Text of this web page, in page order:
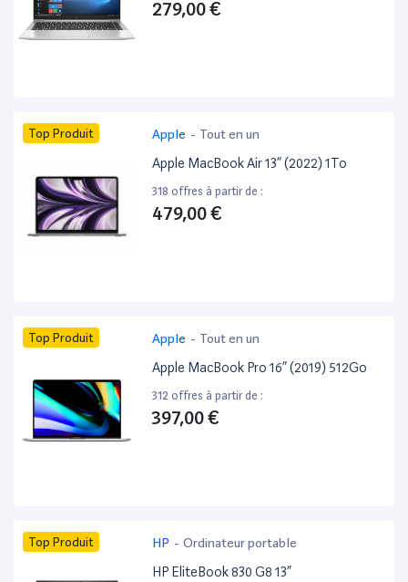
279,00 €
Top Produit Apple - Tout en un
Apple MacBook Air 13” (2022) 1To
318 offres à partir de :
479,00 €
Top Produit Apple - Tout en un
Apple MacBook Pro 16” (2019) 512Go
312 offres à partir de :
397,00 €
Top Produit HP - Ordinateur portable
HP EliteBook 830 G8 13”